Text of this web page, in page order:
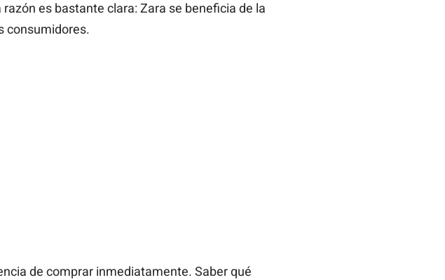
es bastante clara: Zara se beneficia de la
consumidores.
de comprar inmediatamente. Saber qué